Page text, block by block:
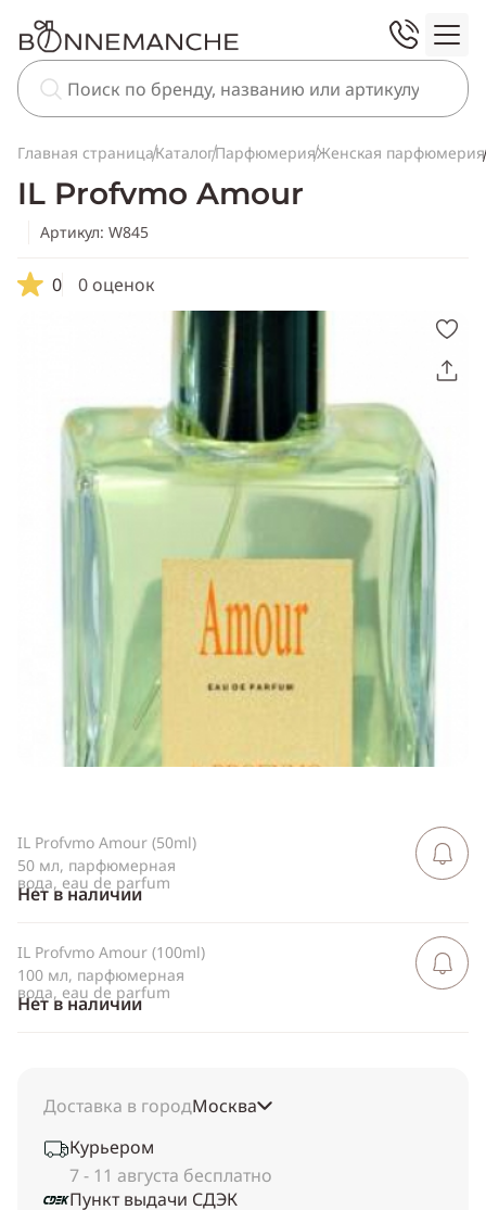
Главная страницаКаталогПарфюмерияЖенская парфюмерия
IL Profvmo Amour
Артикул: W845
0 0 оценок
Скопировать
ссылку
Telegram
WhatsApp
ВКонтакте
Одноклассники
IL Profvmo Amour (50ml)
50 мл, парфюмерная
вода, eau de parfum
Нет в наличии
Сообщить
IL Profvmo Amour (100ml)
100 мл, парфюмерная
вода, eau de parfum
Нет в наличии
Сообщить
Доставка в городМосква
Курьером
7 - 11 августа бесплатно
Пункт выдачи СДЭК